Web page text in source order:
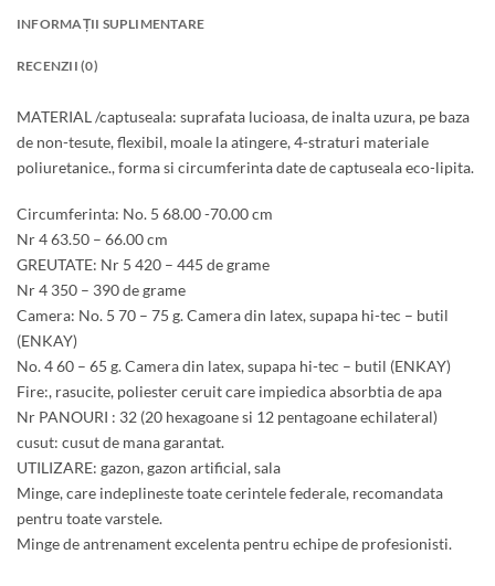
INFORMAȚII SUPLIMENTARE
RECENZII (0)
MATERIAL /captuseala: suprafata lucioasa, de inalta uzura, pe baza
de non-tesute, flexibil, moale la atingere, 4-straturi materiale
poliuretanice., forma si circumferinta date de captuseala eco-lipita.
Circumferinta: No. 5 68.00 -70.00 cm
Nr 4 63.50 – 66.00 cm
GREUTATE: Nr 5 420 – 445 de grame
Nr 4 350 – 390 de grame
Camera: No. 5 70 – 75 g. Camera din latex, supapa hi-tec – butil
(ENKAY)
No. 4 60 – 65 g. Camera din latex, supapa hi-tec – butil (ENKAY)
Fire:, rasucite, poliester ceruit care impiedica absorbtia de apa
Nr PANOURI : 32 (20 hexagoane si 12 pentagoane echilateral)
cusut: cusut de mana garantat.
UTILIZARE: gazon, gazon artificial, sala
Minge, care indeplineste toate cerintele federale, recomandata
pentru toate varstele.
Minge de antrenament excelenta pentru echipe de profesionisti.